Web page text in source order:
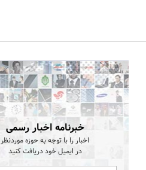
خبرنامه اخبار رسمی
اخبار را با توجه به حوزه موردنظر
در ایمیل خود دریافت کنید